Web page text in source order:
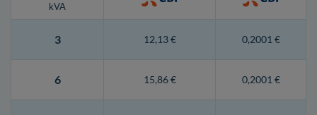
kVA
3 12,13 € 0,2001 €
6 15,86 € 0,2001 €